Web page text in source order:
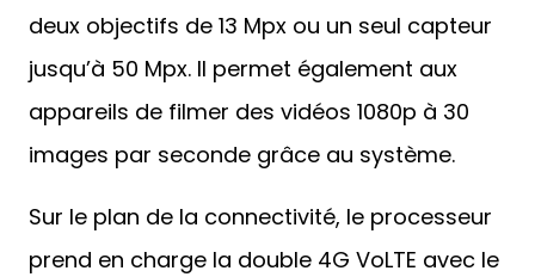
deux objectifs de 13 Mpx ou un seul capteur
jusqu’à 50 Mpx. Il permet également aux
appareils de filmer des vidéos 1080p à 30
images par seconde grâce au système.
Sur le plan de la connectivité, le processeur
prend en charge la double 4G VoLTE avec le